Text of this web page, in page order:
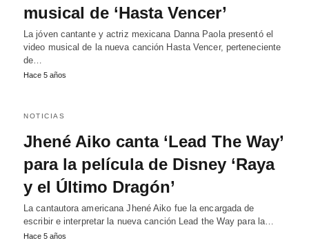
musical de ‘Hasta Vencer’
La jóven cantante y actriz mexicana Danna Paola presentó el
video musical de la nueva canción Hasta Vencer, perteneciente
de…
Hace 5 años
NOTICIAS
Jhené Aiko canta ‘Lead The Way’
para la película de Disney ‘Raya
y el Último Dragón’
La cantautora americana Jhené Aiko fue la encargada de
escribir e interpretar la nueva canción Lead the Way para la…
Hace 5 años